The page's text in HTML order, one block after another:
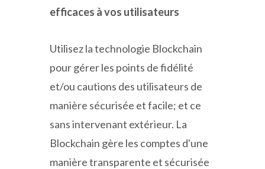
efficaces à vos utilisateurs
Utilisez la technologie Blockchain
pour gérer les points de fidélité
et/ou cautions des utilisateurs de
manière sécurisée et facile; et ce
sans intervenant extérieur. La
Blockchain gère les comptes d'une
manière transparente et sécurisée